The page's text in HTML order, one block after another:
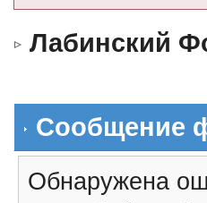
Лабинский
Сообщение
Обнаружена